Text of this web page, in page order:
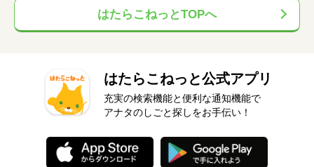
はたらこねっとTOPへ
はたらこねっと公式アプリ
充実の検索機能と便利な通知機能で
アナタのしごと探しをお手伝い！